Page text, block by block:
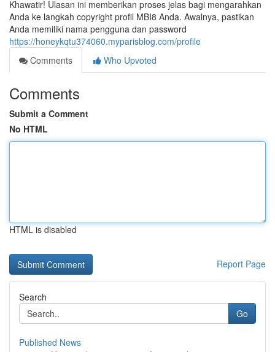
Khawatir! Ulasan ini memberikan proses jelas bagi mengarahkan
Anda ke langkah copyright profil MBI8 Anda. Awalnya, pastikan
Anda memiliki nama pengguna dan password
https://honeykqtu374060.myparisblog.com/profile
Comments
Who Upvoted
Comments
Submit a Comment
No HTML
HTML is disabled
Report Page
Search
Go
Published News